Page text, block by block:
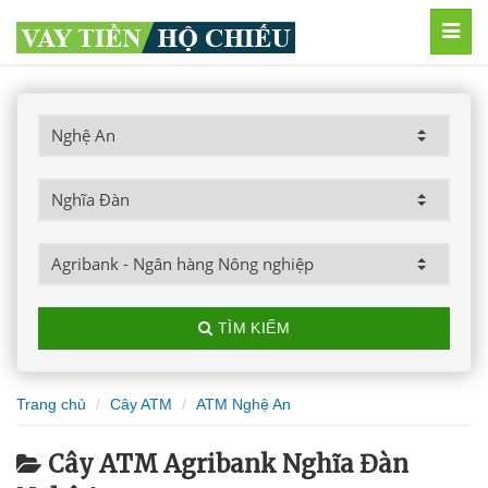
TÌM KIẾM
Trang chủ Cây ATM ATM Nghệ An
Cây ATM Agribank Nghĩa Đàn